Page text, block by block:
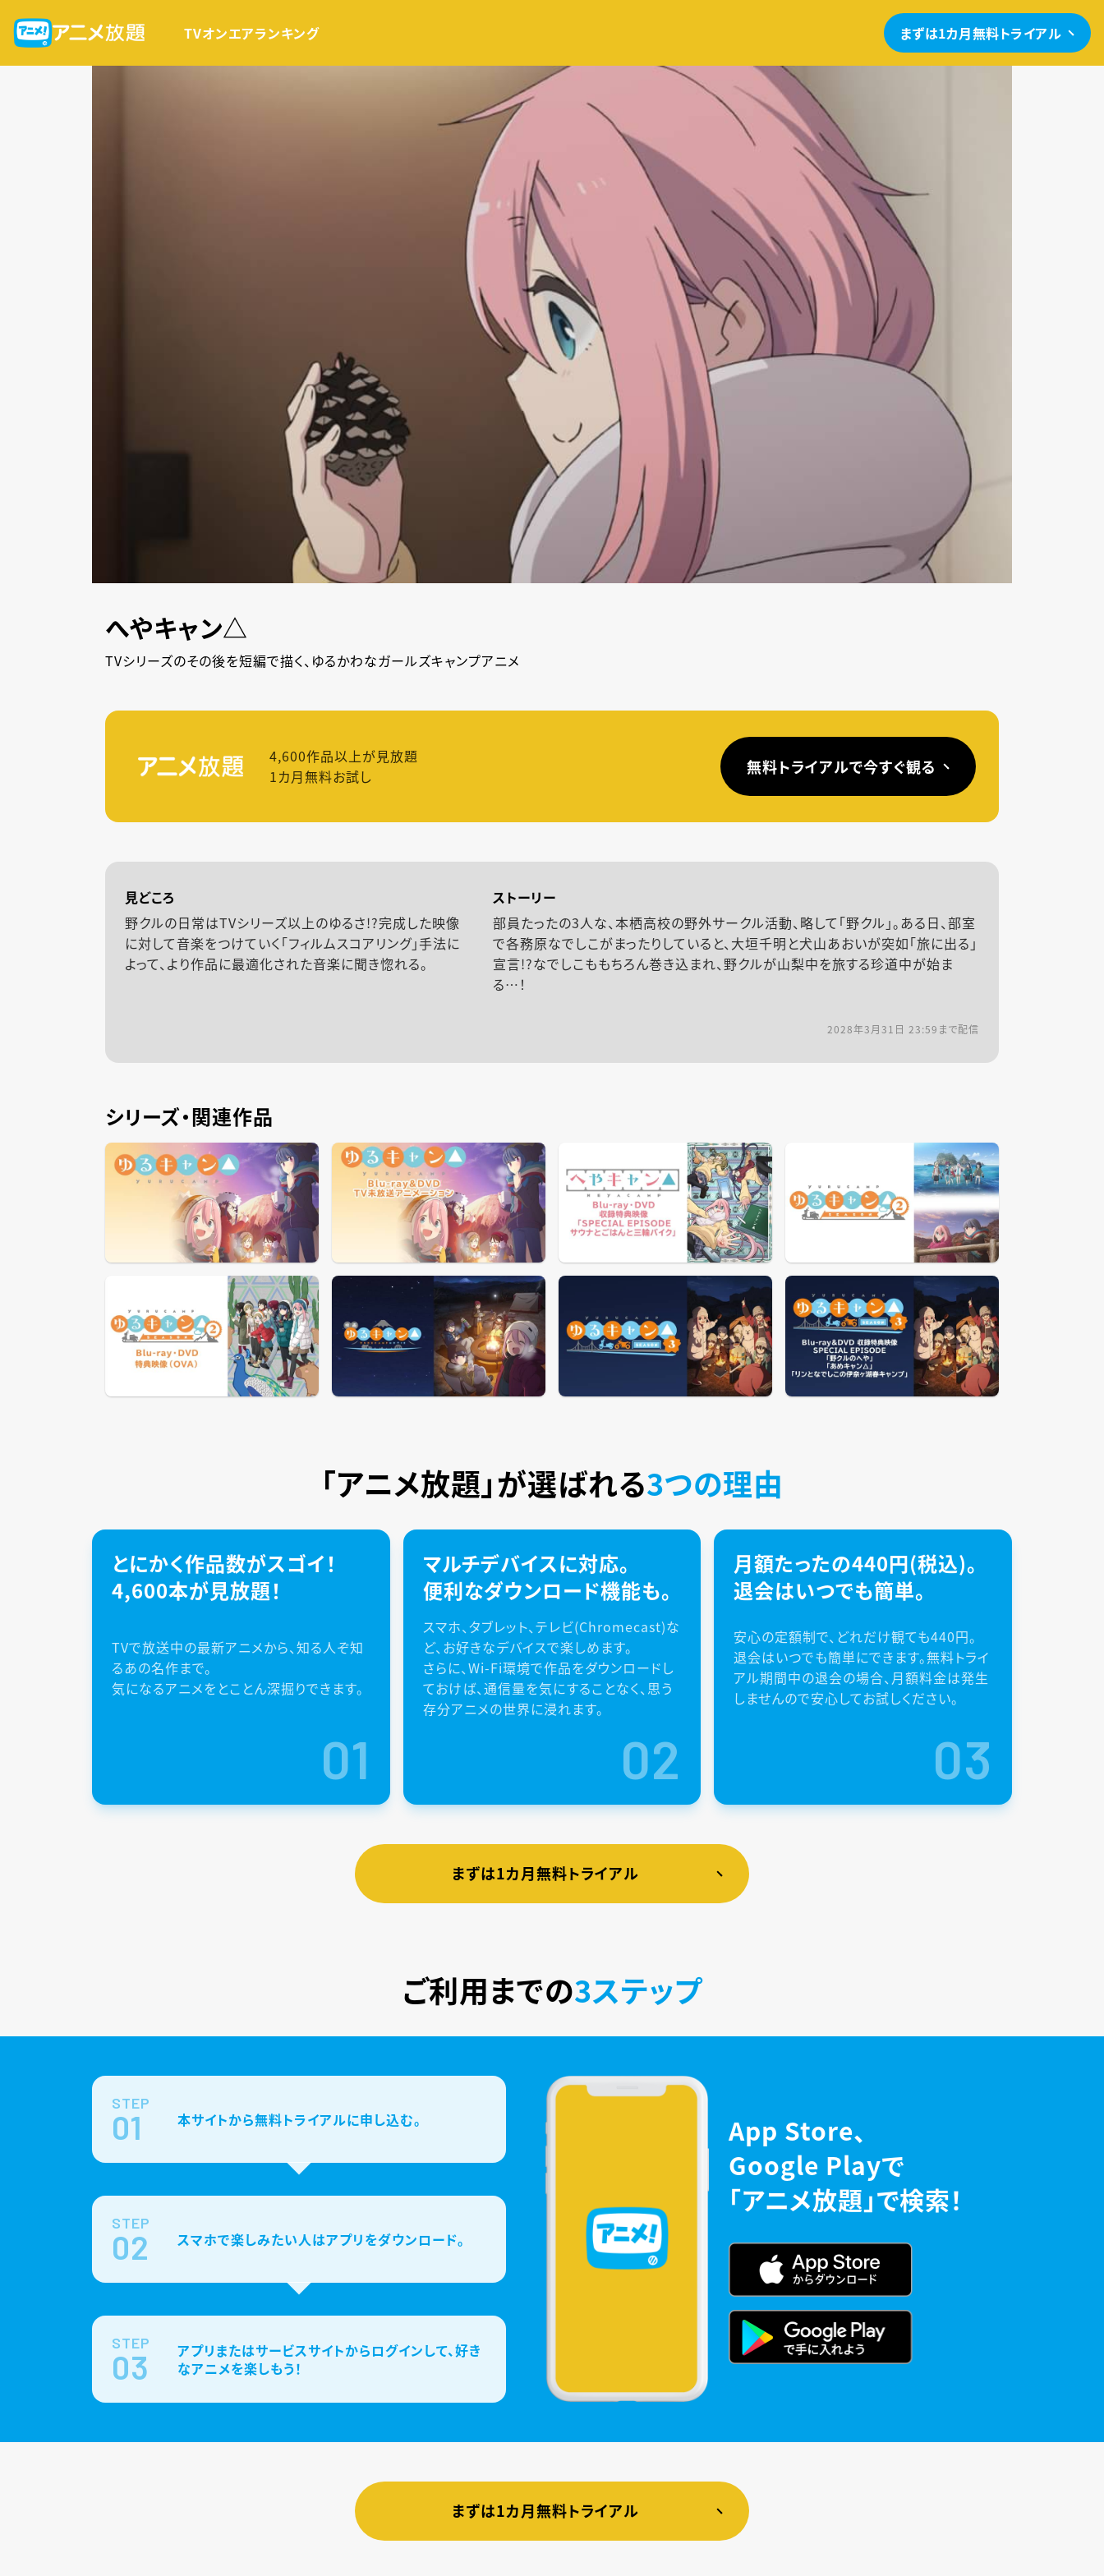
TVオンエアランキング まずは1カ月無料トライアル
へやキャン△
TVシリーズのその後を短編で描く、ゆるかわなガールズキャンプアニメ
4,600作品以上が見放題
1カ月無料お試し
無料トライアルで今すぐ観る
見どころ
野クルの日常はTVシリーズ以上のゆるさ!?完成した映像
に対して音楽をつけていく「フィルムスコアリング」手法に
よって、より作品に最適化された音楽に聞き惚れる。
ストーリー
部員たったの3人な、本栖高校の野外サークル活動、略して「野クル」。ある日、部室
で各務原なでしこがまったりしていると、大垣千明と犬山あおいが突如「旅に出る」
宣言!?なでしこももちろん巻き込まれ、野クルが山梨中を旅する珍道中が始ま
る…！
2028年3月31日 23:59 まで配信
シリーズ・関連作品
「アニメ放題」が選ばれる3つの理由
とにかく作品数がスゴイ！
4,600本が見放題！
TVで放送中の最新アニメから、知る人ぞ知
るあの名作まで。
気になるアニメをとことん深掘りできます。
01
マルチデバイスに対応。
便利なダウンロード機能も。
スマホ、タブレット、テレビ(Chromecast)な
ど、お好きなデバイスで楽しめます。
さらに、Wi-Fi環境で作品をダウンロードし
ておけば、通信量を気にすることなく、思う
存分アニメの世界に浸れます。
02
月額たったの440円(税込)。
退会はいつでも簡単。
安心の定額制で、どれだけ観ても440円。
退会はいつでも簡単にできます。無料トライ
アル期間中の退会の場合、月額料金は発生
しませんので安心してお試しください。
03
まずは1カ月無料トライアル
ご利用までの3ステップ
STEP
01 本サイトから無料トライアルに申し込む。
STEP
02 スマホで楽しみたい人はアプリをダウンロード。
STEP
03
アプリまたはサービスサイトからログインして、好き
なアニメを楽しもう！
App Store、
Google Playで
「アニメ放題」で検索！
まずは1カ月無料トライアル